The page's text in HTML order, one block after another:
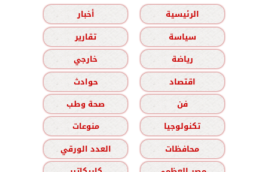
الرئيسية
أخبار
سياسة
تقارير
رياضة
خارجي
اقتصاد
حوادث
فن
صحة وطب
تكنولوجيا
منوعات
محافظات
العدد الورقي